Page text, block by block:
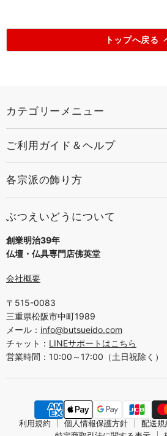
トップへ戻る
カテゴリーメニュー
ご利用ガイド＆ヘルプ
各宗派の飾り方
ぶつえいどうについて
創業明治39年
仏壇・仏具専門店佛英堂
会社概要
〒515-0083
三重県松阪市中町1989
メール： info@butsueido.com
チャット： LINEサポートはこちら
営業時間：10:00～17:00（土日祝除く）
利用規約 個人情報保護方針 配送規